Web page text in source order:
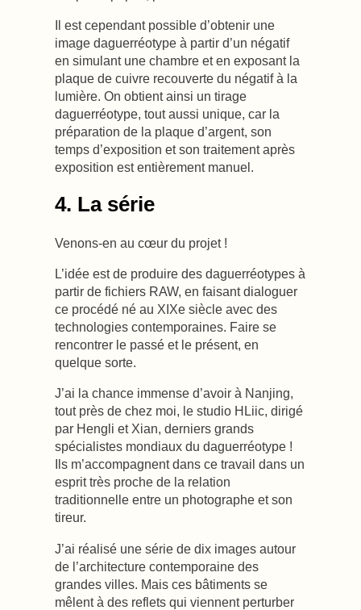
Il est cependant possible d’obtenir une
image daguerréotype à partir d’un négatif
en simulant une chambre et en exposant la
plaque de cuivre recouverte du négatif à la
lumière. On obtient ainsi un tirage
daguerréotype, tout aussi unique, car la
préparation de la plaque d’argent, son
temps d’exposition et son traitement après
exposition est entièrement manuel.
4. La série
Venons-en au cœur du projet !
L’idée est de produire des daguerréotypes à
partir de fichiers RAW, en faisant dialoguer
ce procédé né au XIXe siècle avec des
technologies contemporaines. Faire se
rencontrer le passé et le présent, en
quelque sorte.
J’ai la chance immense d’avoir à Nanjing,
tout près de chez moi, le studio HLiic, dirigé
par Hengli et Xian, derniers grands
spécialistes mondiaux du daguerréotype !
Ils m’accompagnent dans ce travail dans un
esprit très proche de la relation
traditionnelle entre un photographe et son
tireur.
J’ai réalisé une série de dix images autour
de l’architecture contemporaine des
grandes villes. Mais ces bâtiments se
mêlent à des reflets qui viennent perturber